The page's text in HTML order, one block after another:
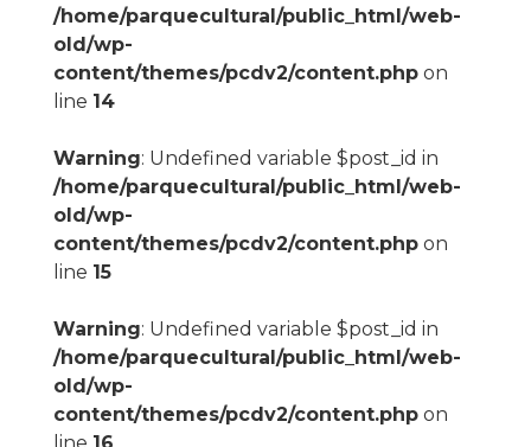
/home/parquecultural/public_html/web-
old/wp-
content/themes/pcdv2/content.phpon
line 14
Warning: Undefined variable $post_id in
/home/parquecultural/public_html/web-
old/wp-
content/themes/pcdv2/content.phpon
line 15
Warning: Undefined variable $post_id in
/home/parquecultural/public_html/web-
old/wp-
content/themes/pcdv2/content.phpon